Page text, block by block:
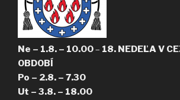
Ne – 1.8. – 10.00– 18. NEDEĽA V
OBDOBÍ
Po – 2.8. – 7.30
Ut – 3.8. – 18.00